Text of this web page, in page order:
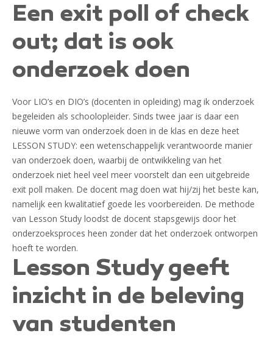
Een exit poll of check
out; dat is ook
onderzoek doen
Voor LIO’s en DIO’s (docenten in opleiding) mag ik onderzoek
begeleiden als schoolopleider. Sinds twee jaar is daar een
nieuwe vorm van onderzoek doen in de klas en deze heet
LESSON STUDY: een wetenschappelijk verantwoorde manier
van onderzoek doen, waarbij de ontwikkeling van het
onderzoek niet heel veel meer voorstelt dan een uitgebreide
exit poll maken. De docent mag doen wat hij/zij het beste kan,
namelijk een kwalitatief goede les voorbereiden. De methode
van Lesson Study loodst de docent stapsgewijs door het
onderzoeksproces heen zonder dat het onderzoek ontworpen
hoeft te worden.
Lesson Study geeft
inzicht in de beleving
van studenten